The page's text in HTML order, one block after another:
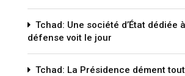
Tchad: Une société d’État dédiée
défense voit le jour
Tchad: La Présidence dément